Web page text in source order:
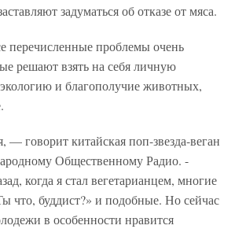
задуматься об отказе от мяса.
перечисленные проблемы очень
решают взять на себя личную
экологию и благополучие животных,
— говорит китайская поп-звезда-веган
Общественному Радио. -
когда я стал вегетарианцем, многие
что, буддист?» и подобные. Но сейчас
в особенности нравится